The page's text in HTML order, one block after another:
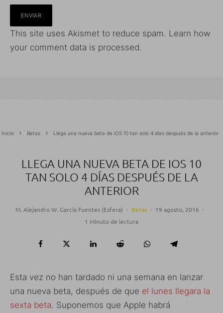
This site uses Akismet to reduce spam. Learn how
your comment data is processed.
Inicio Betas Llega una nueva beta de iOS 10 tan solo 4 días después de la anterior
LLEGA UNA NUEVA BETA DE IOS 10
TAN SOLO 4 DÍAS DESPUÉS DE LA
ANTERIOR
M. Alejandro W. García Fuentes (Esfera) · Betas · 19 agosto, 2016 ·
1 Minuto de lectura
Esta vez no han tardado ni una semana en lanzar
una nueva beta, después de que el lunes llegara la
sexta beta. Suponemos que Apple habrá